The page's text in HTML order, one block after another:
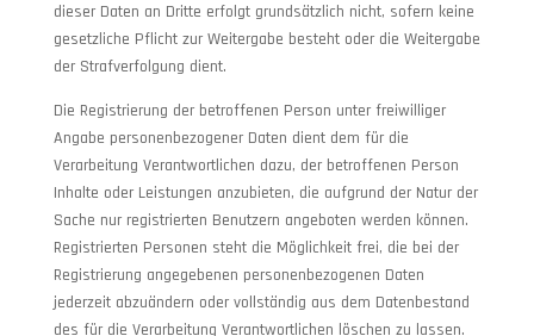
dieser Daten an Dritte erfolgt grundsätzlich nicht, sofern keine
gesetzliche Pflicht zur Weitergabe besteht oder die Weitergabe
der Strafverfolgung dient.
Die Registrierung der betroffenen Person unter freiwilliger
Angabe personenbezogener Daten dient dem für die
Verarbeitung Verantwortlichen dazu, der betroffenen Person
Inhalte oder Leistungen anzubieten, die aufgrund der Natur der
Sache nur registrierten Benutzern angeboten werden können.
Registrierten Personen steht die Möglichkeit frei, die bei der
Registrierung angegebenen personenbezogenen Daten
jederzeit abzuändern oder vollständig aus dem Datenbestand
des für die Verarbeitung Verantwortlichen löschen zu lassen.